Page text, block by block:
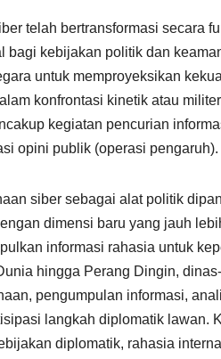
telah bertransformasi secara
bagi kebijakan politik dan
untuk memproyeksikan
konfrontasi kinetik atau
kegiatan pencurian
opini publik (operasi pengaruh).
siber sebagai alat politik
dimensi baru yang jauh
informasi rahasia untuk
hingga Perang Dingin,
pengumpulan informasi,
langkah diplomatik lawan.
diplomatik, rahasia